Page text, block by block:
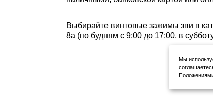
Выбирайте винтовые зажимы зви в
8а (по будням с 9:00 до 17:00, в
Мы